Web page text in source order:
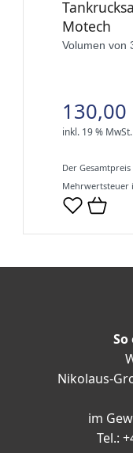
Motech
Volumen von
130,00
inkl. 19 % MwSt.
Der
Mehrwertsteuer
Nikolaus-
im
Tel.: